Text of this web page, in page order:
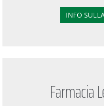
INFO
Farmacia